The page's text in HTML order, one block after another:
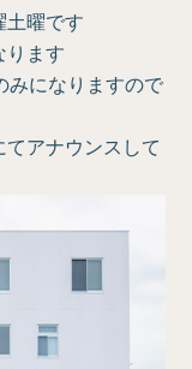
土曜です
ります
みになりますので
てアナウンスして